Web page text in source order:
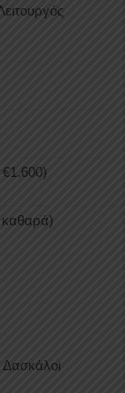
€1.600)
καθαρά)
Δασκάλοι